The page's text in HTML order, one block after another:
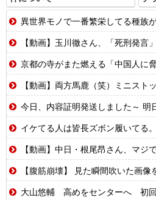
異世界モノで一番繁栄してる種族
【動画】玉川徹さん、「死刑発言」について釈明
京都の寺がまた燃える「中国人に
【動画】両方馬鹿（笑）ミニストップでトラ
今日、内容証明発送しました～ 明日から嫁と
イケてる人は皆長ズボン履いてる。暑い中でも我慢して長ズ
【動画】中日・根尾昂さん、マジ
【腹筋崩壊】 見た瞬間吹いた画像
大山悠輔 高めをセンターへ 初回